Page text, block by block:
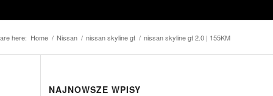
here: Home / Nissan / nissan skyline gt / nissan skyline gt 2.0 | 155KM
NAJNOWSZE WPISY